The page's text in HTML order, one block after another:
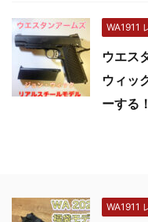
WA1911
ウエス
ウィッ
ーする
WA1911